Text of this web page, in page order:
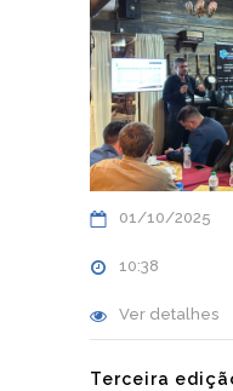
01/10/2025
10:38
Ver detalhes
Terceira